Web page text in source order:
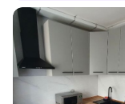
фабричной
В комплекте
схема по сборке.
- Сделаем 3-д